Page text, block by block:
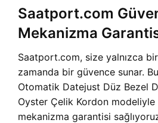
Saatport.com
Mekanizma
Saatport.com, size yalnızca
zamanda bir güvence sunar.
Otomatik Datejust Düz Bezel
Oyster Çelik Kordon modeliyle
mekanizma garantisi